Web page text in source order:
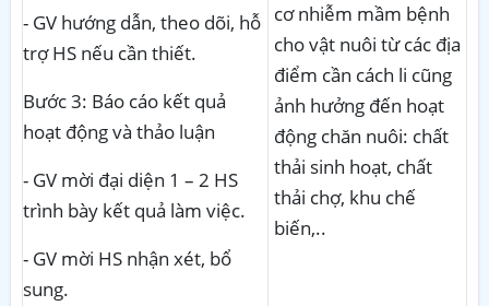
- GV hướng dẫn, theo dõi, hỗ
trợ HS nếu cần thiết.
Bước 3: Báo cáo kết quả
hoạt độngvà thảo luận
- GV mời đại diện 1 – 2 HS
trình bày kết quả làm việc.
- GV mời HS nhận xét, bổ
sung.
cơ nhiễm mầm bệnh
cho vật nuôi từ các địa
điểm cần cách li cũng
ảnh hưởng đến hoạt
động chăn nuôi: chất
thải sinh hoạt, chất
thải chợ, khu chế
biến,..